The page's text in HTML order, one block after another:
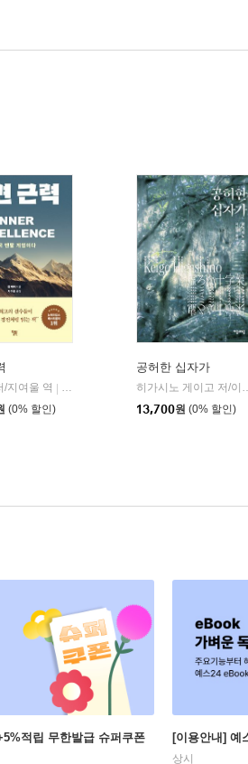
/지여울 역 |
(0% 할인)
공허한 십자가
13,700원 (0% 할인)
적립 무한발급 슈퍼쿠폰 [이용안내] 예
상시